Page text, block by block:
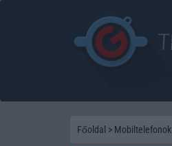
Főoldal > Mobiltelefonok